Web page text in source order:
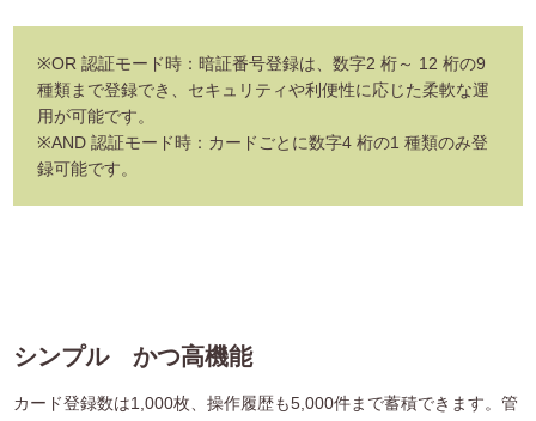
※OR 認証モード時：暗証番号登録は、数字2 桁～ 12 桁の9
種類まで登録でき、セキュリティや利便性に応じた柔軟な運
用が可能です。
※AND 認証モード時：カードごとに数字4 桁の1 種類のみ登
録可能です。
シンプル かつ高機能
カード登録数は1,000枚、操作履歴も5,000件まで蓄積できます。管